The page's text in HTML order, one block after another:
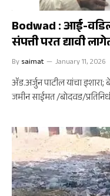
Bodwad : आई-
संपत्ती परत द्यावी
By saimat January 11, 2026
ॲड.अर्जुन पाटील यांचा
जमीन साईमत /बोदवड/